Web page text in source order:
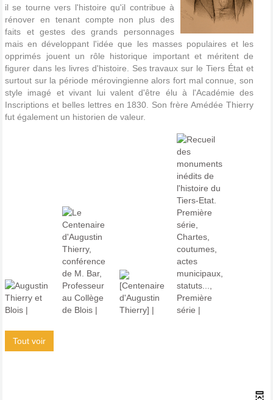
il se tourne vers l'histoire qu'il contribue à
rénover en tenant compte non plus des
faits et gestes des grands personnages
mais en développant l'idée que les masses populaires et les
opprimés jouent un rôle historique important et méritent de
figurer dans les livres d'histoire. Ses travaux sur le Tiers État et
surtout sur la période mérovingienne alors fort mal connue, son
style imagé et vivant lui valent d'être élu à l'Académie des
Inscriptions et belles lettres en 1830. Son frère Amédée Thierry
fut également un historien de valeur.
Tout voir